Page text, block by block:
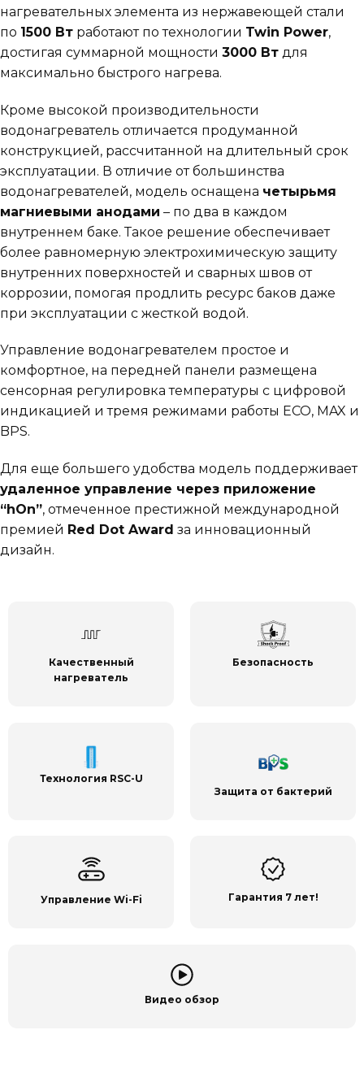
нагревательных элемента из нержавеющей стали
по 1500 Вт работают по технологии Twin Power,
достигая суммарной мощности 3000 Вт для
максимально быстрого нагрева.
Кроме высокой производительности
водонагреватель отличается продуманной
конструкцией, рассчитанной на длительный срок
эксплуатации. В отличие от большинства
водонагревателей, модель оснащена четырьмя
магниевыми анодами – по два в каждом
внутреннем баке. Такое решение обеспечивает
более равномерную электрохимическую защиту
внутренних поверхностей и сварных швов от
коррозии, помогая продлить ресурс баков даже
при эксплуатации с жесткой водой.
Управление водонагревателем простое и
комфортное, на передней панели размещена
сенсорная регулировка температуры с цифровой
индикацией и тремя режимами работы ECO, MAX и
BPS.
Для еще большего удобства модель поддерживает
удаленное управление через приложение
“hOn”, отмеченное престижной международной
премией Red Dot Award за инновационный
дизайн.
Качественный
нагреватель
Безопасность
Технология RSC-U
Защита от бактерий
Управление Wi-Fi Гарантия 7 лет!
Видео обзор